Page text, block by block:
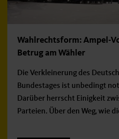
Wahlrechtsform: Ampel-
Betrug am Wähler
Die Verkleinerung des
Bundestages ist unbedingt
Darüber herrscht Einigkeit
Parteien. Über den Weg, wie